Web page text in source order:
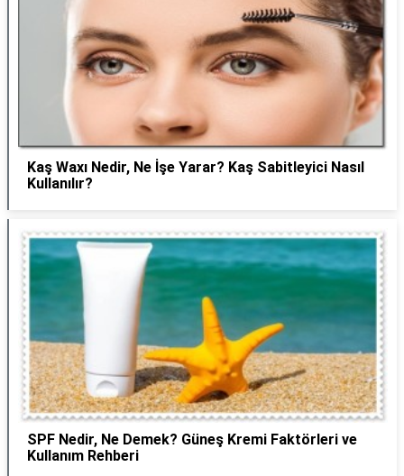
Kaş Waxı Nedir, Ne İşe Yarar? Kaş Sabitleyici Nasıl
Kullanılır?
SPF Nedir, Ne Demek? Güneş Kremi Faktörleri ve
Kullanım Rehberi